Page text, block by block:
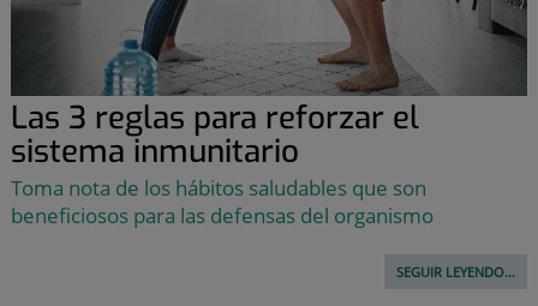
Las 3 reglas para reforzar el
sistema inmunitario
Toma nota de los hábitos saludables que son
beneficiosos para las defensas del organismo
SEGUIR LEYENDO...